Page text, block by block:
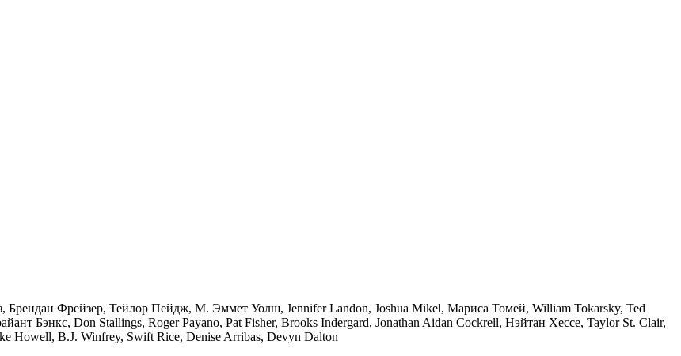
Фрейзер, Тейлор Пейдж, М. Эммет Уолш, Jennifer Landon, Joshua Mikel, Мариса Томей, William Tokarsky, Ted
Бэнкс, Don Stallings, Roger Payano, Pat Fisher, Brooks Indergard, Jonathan Aidan Cockrell, Нэйтан Хессе, Taylor St. Clair,
Howell, B.J. Winfrey, Swift Rice, Denise Arribas, Devyn Dalton